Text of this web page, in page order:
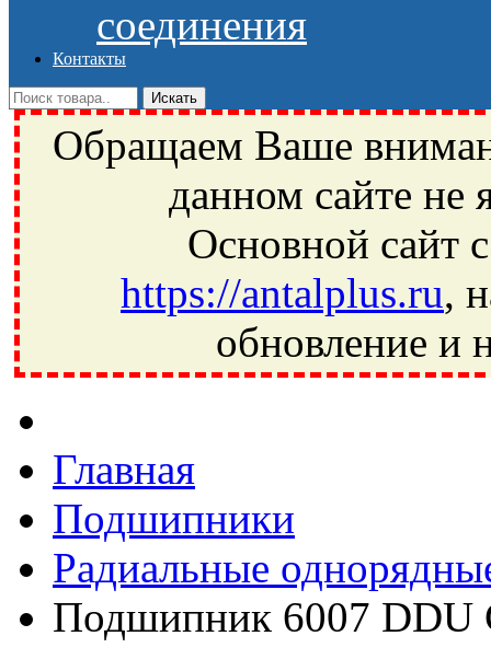
соединения
Контакты
Обращаем Ваше
данном сайте не
Основной сайт
https://antalplus.ru,
обновление и
Ивантеевка, подшипники, пневматика, метизы, техника,
Главная
Подшипники
Радиальные
Подшипник 6007 DDU